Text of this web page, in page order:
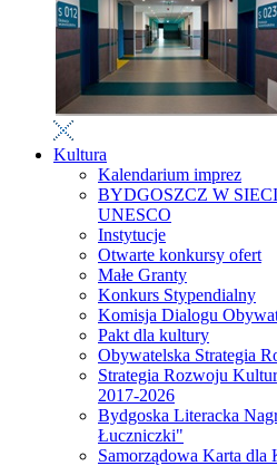
Kultura
Kalendarium imprez
BYDGOSZCZ W
UNESCO
Instytucje
Otwarte konkursy ofert
Małe Granty
Konkurs Stypendialny
Komisja Dialogu
Pakt dla kultury
Obywatelska Strategia
Strategia Rozwoju
2017-2026
Bydgoska Literacka
Łuczniczki"
Samorządowa Karta dla